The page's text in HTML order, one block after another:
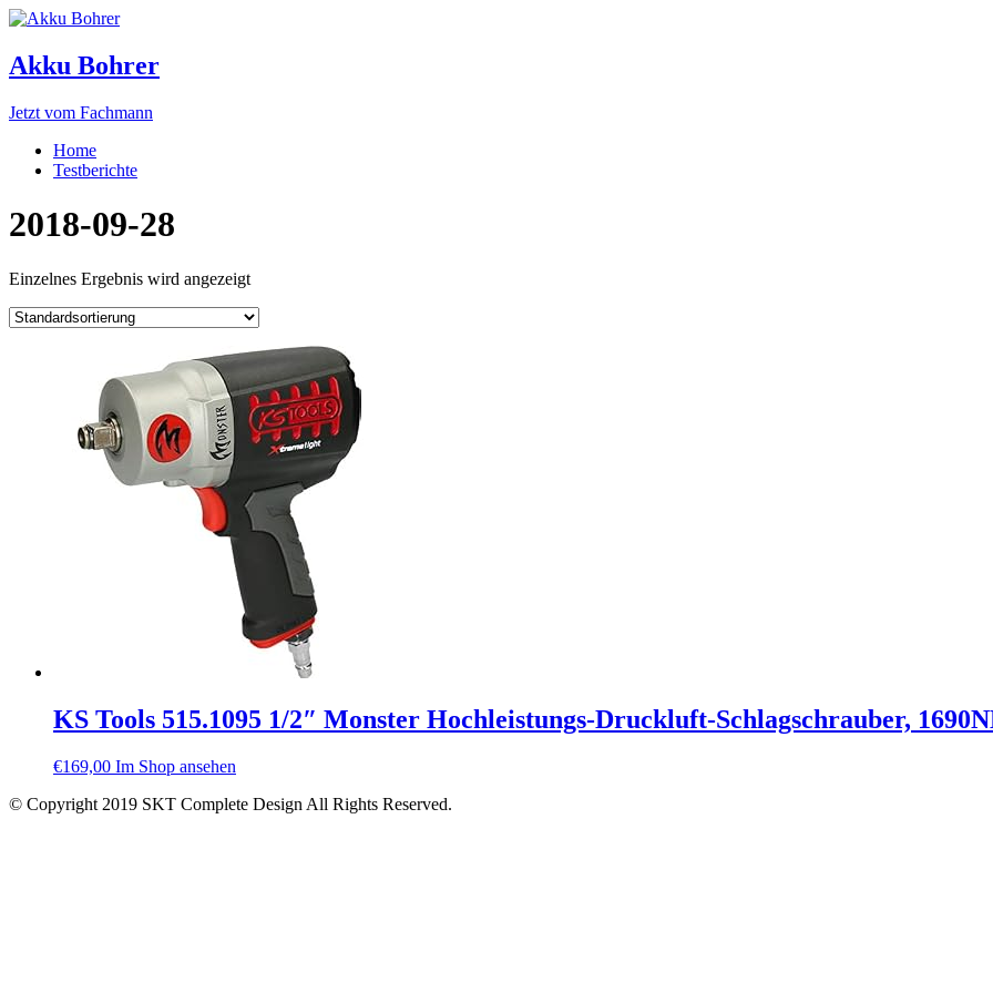
Akku Bohrer
Jetzt vom Fachmann
Home
Testberichte
2018-09-28
Einzelnes Ergebnis wird angezeigt
KS Tools 515.1095 1/2″ Monster Hochleistungs-Druckluft-Schlagschrauber,
€169,00 Im Shop ansehen
© Copyright 2019 SKT Complete Design All Rights Reserved.